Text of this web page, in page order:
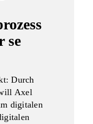
se
Durch
Axel
digitalen